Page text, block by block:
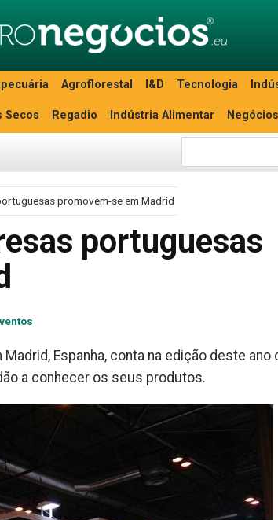
Agroflorestal I&D Tecnologia
Secos Regadio Indústria Alimentar Negócios
promovem-se em Madrid
portuguesas
Espanha, conta na edição deste ano
a conhecer os seus produtos.